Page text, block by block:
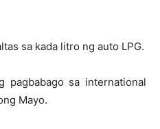
sa kada litro ng auto LPG.
pagbabago sa international
Mayo.